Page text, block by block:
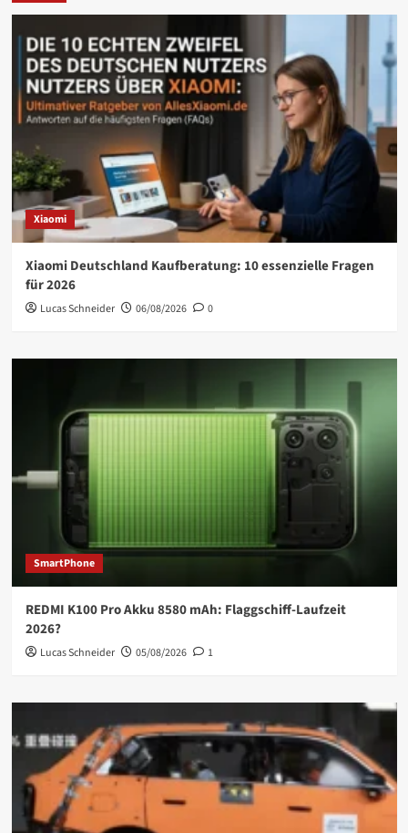
Xiaomi
Xiaomi Deutschland Kaufberatung: 10 essenzielle Fragen
für 2026
Lucas Schneider 06/08/2026 0
SmartPhone
REDMI K100 Pro Akku 8580 mAh: Flaggschiff-Laufzeit
2026?
Lucas Schneider 05/08/2026 1